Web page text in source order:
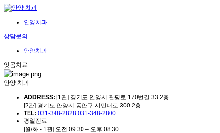
안양치과
상담문의
안양치과
잇몸치료
안양 치과
ADDRESS: [1관] 경기도 안양시 관평로 170번길 33 2층
[2관] 경기도 안양시 동안구 시민대로 300 2층
TEL: 031-348-2828 031-348-2800
평일진료
[월/화 - 1관] 오전 09:30 – 오후 08:30